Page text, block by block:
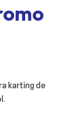
karting de